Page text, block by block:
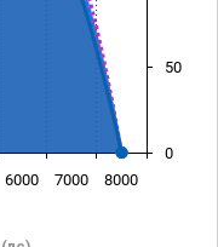
6000 7000 8000
0
50